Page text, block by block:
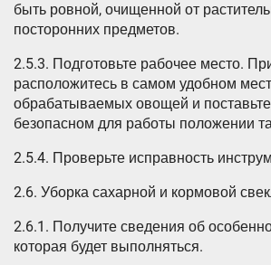
быть ровной, очищенной от
посторонних предметов.
2.5.3. Подготовьте рабочее место.
расположитесь в самом удобном
обрабатываемых овощей и
безопасном для работы положении
2.5.4. Проверьте исправность
2.6. Уборка сахарной и кормовой
2.6.1. Получите сведения об
которая будет выполняться.